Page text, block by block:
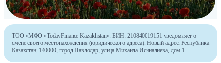
ТОО «МФО «TodayFinance Kazakhstan», БИН: 210840019151 уведомляет о
смене своего местонахождения (юридического адреса). Новый адрес: Республика
Казахстан, 140000, город Павлодар, улица Михаила Исиналиева, дом 1.